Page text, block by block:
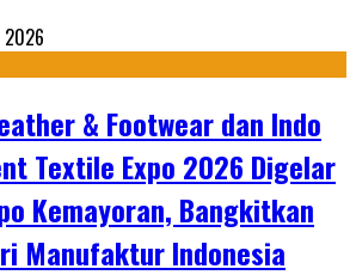
2026
& Footwear dan Indo
Textile Expo 2026 Digelar
Kemayoran, Bangkitkan
Manufaktur Indonesia